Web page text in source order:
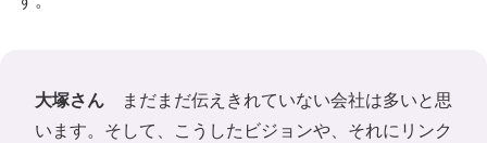
大塚さん まだまだ伝えきれていない会社は多いと思
います。そして、こうしたビジョンや、それにリンク